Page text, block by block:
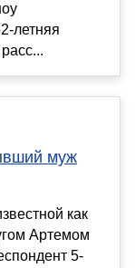
летняя
муж
как
Артемом
5-